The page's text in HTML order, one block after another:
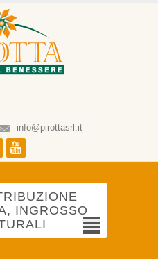
info@pirottasrl.it
Facebook
INGROSSO